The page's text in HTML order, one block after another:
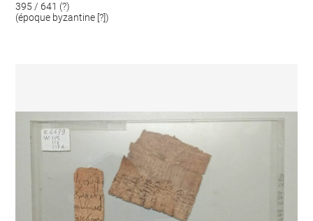
395 / 641 (?)
(époque byzantine [?])